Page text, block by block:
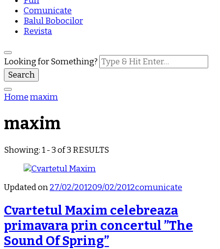
Comunicate
Balul Bobocilor
Revista
Looking for Something?
Homemaxim
maxim
Showing: 1 - 3 of 3 RESULTS
Updated on27/02/201209/02/2012comunicate
Cvartetul Maxim celebreaza
primavara prin concertul ”The
Sound Of Spring”